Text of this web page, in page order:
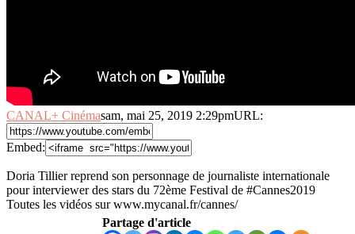
CANAL+ Cinémasam, mai 25, 2019 2:29pmURL:
Embed:
Doria Tillier reprend son personnage de journaliste internationale
pour interviewer des stars du 72ème Festival de #Cannes2019
Toutes les vidéos surwww.mycanal.fr/cannes/
Partage d'article